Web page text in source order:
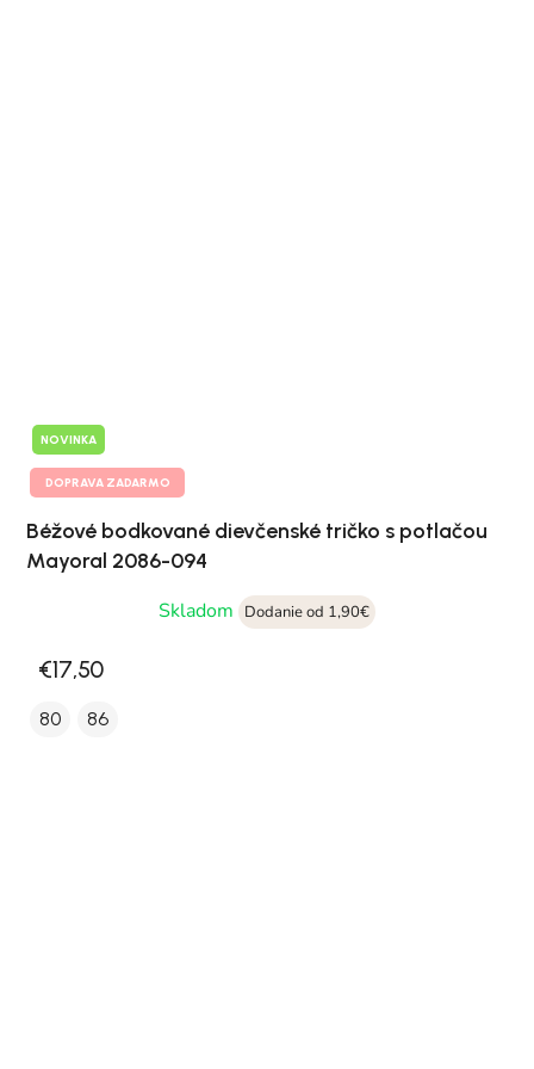
NOVINKA
DOPRAVA ZADARMO
Béžové bodkované dievčenské tričko s potlačou
Mayoral 2086-094
Skladom
Dodanie od 1,90€
€17,50
80 86